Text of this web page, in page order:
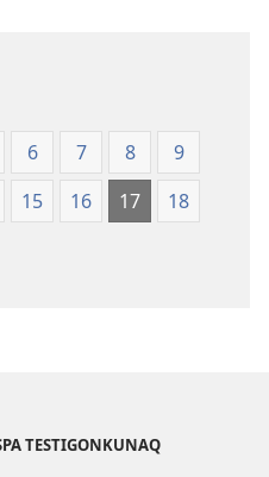
6 7 8
9
15 16 17
18
TESTIGONKUNAQ